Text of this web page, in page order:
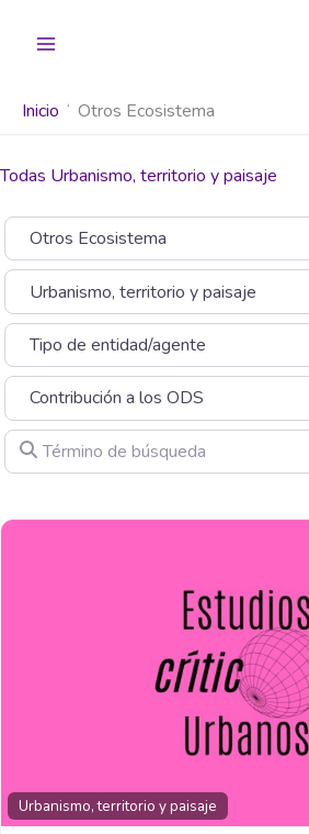
Inicio Otros Ecosistema
Todas Urbanismo, territorio y paisaje
Seleccionar el formulario de búsqueda
Categoría
Término de búsqueda
Urbanismo, territorio y paisaje